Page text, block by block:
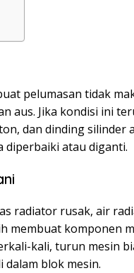
pelumasan tidak
aus. Jika kondisi ini
dan dinding silinder
diperbaiki atau diganti.
radiator rusak, air
membuat komponen
kali, turun mesin
blok mesin.